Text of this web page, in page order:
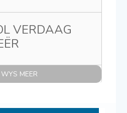
VERDAAG
WYS MEER